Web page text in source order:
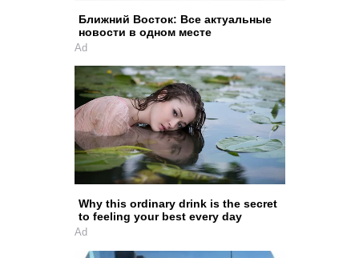
Ближний Восток: Все актуальные
новости в одном месте
Ad
Why this ordinary drink is the secret
to feeling your best every day
Ad